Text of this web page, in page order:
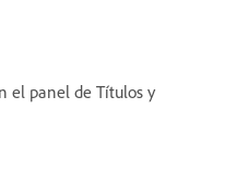
el panel de Títulos y